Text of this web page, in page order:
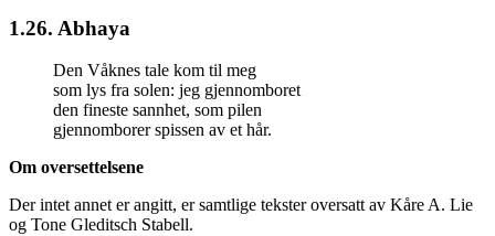
1.26. Abhaya
Den Våknes tale kom til meg
som lys fra solen: jeg gjennomboret
den fineste sannhet, som pilen
gjennomborer spissen av et hår.
Om oversettelsene
Der intet annet er angitt, er samtlige tekster oversatt av Kåre A. Lie
og Tone Gleditsch Stabell.